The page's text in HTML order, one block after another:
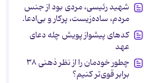
شهید رئیسی، مردی بود از جنس
مردم، ساده‌زیست، پرکار و بی‌ادعا.
کدهای پیشواز پویش چله دعای
عهد
چطور خودمان را از نظر ذهنی ۳۸
برابر قوی‌تر کنیم؟